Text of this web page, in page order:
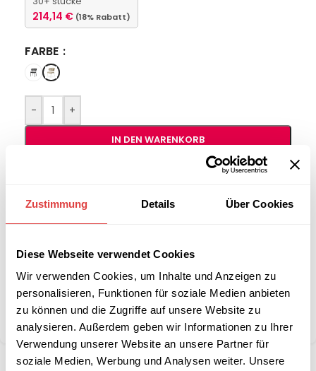
Zustimmung Details Über Cookies
Diese Webseite verwendet Cookies
Wir verwenden Cookies, um Inhalte und Anzeigen zu
personalisieren, Funktionen für soziale Medien anbieten
zu können und die Zugriffe auf unsere Website zu
analysieren. Außerdem geben wir Informationen zu Ihrer
Verwendung unserer Website an unsere Partner für
soziale Medien, Werbung und Analysen weiter. Unsere
214,14 € (18% Rabatt)
FARBE
- +
IN DEN WARENKORB
größeren
anfordern
Kategorie: Gartenstühle und -sessel
Marke:Gastro Uzal
Teilen: